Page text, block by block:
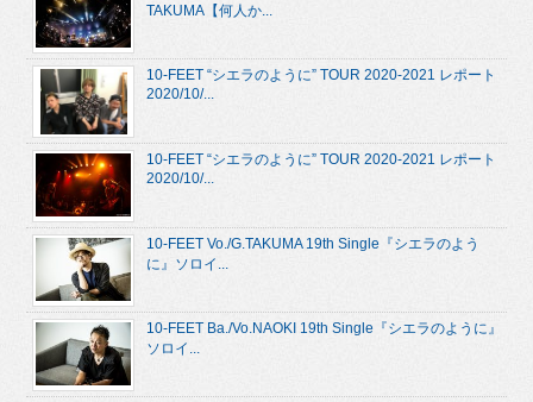
TAKUMA【何人か...
10-FEET “シエラのように” TOUR 2020-2021 レポート
2020/10/...
10-FEET “シエラのように” TOUR 2020-2021 レポート
2020/10/...
10-FEET Vo./G.TAKUMA 19th Single『シエラのよう
に』ソロイ...
10-FEET Ba./Vo.NAOKI 19th Single『シエラのように』
ソロイ...